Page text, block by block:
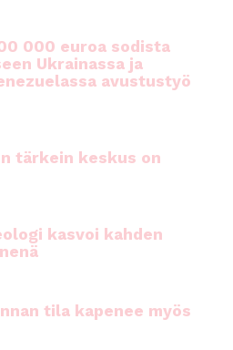
000 euroa sodista
Ukrainassa ja
avustustyö
tärkein keskus on
kasvoi kahden
tila kapenee myös